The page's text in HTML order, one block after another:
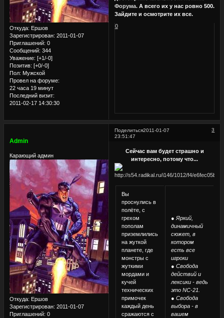
Откуда: Ершов
Зарегистрирован: 2011-01-07
Приглашений: 0
Сообщений: 344
Уважение: [+1/-0]
Позитив: [+0/-0]
Пол: Мужской
Провел на форуме:
22 часа 19 минут
Последний визит:
2011-02-17 14:30:30
Форума.А всего их у нас ровно 500.
Зайдите и осмотрите их все.
0
Поделиться 3
2011-01-07
23:51:47
Admin
Карающий админ
Откуда: Ершов
Зарегистрирован: 2011-01-07
Приглашений: 0
Сейчас вам будет страшно и
интересно, потому что...
Вы
проснулись в
полёте, с
грехом
пополам
приземлились
на жуткой
планете, где
монстры с
жуткими
мордами и
кучей
технических
примочек
каждый день
сражаются с
● Яркий,
динамичный
сюжет, в
котором
есть все
игроки
● Свобода
действий и
лексики - ведь
это NC-21.
● Свобода
выбора - в
вашем